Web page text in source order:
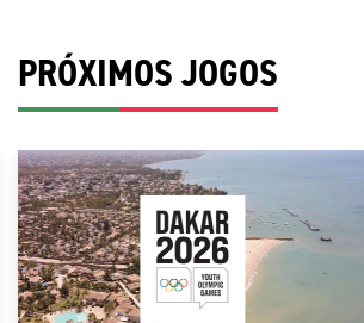
PRÓXIMOS JOGOS